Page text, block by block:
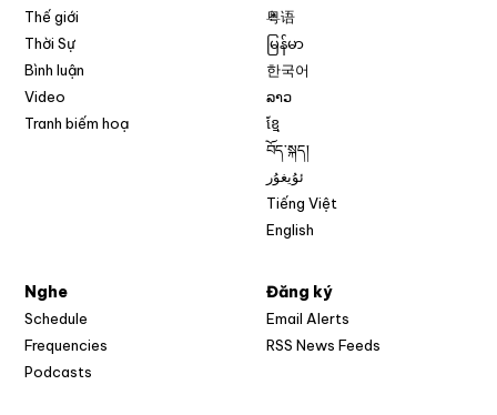
Thế giới
Thời Sự
Bình luận
Video
Tranh biếm hoạ
粤语
မြန်မာ
한국어
ລາວ
ខ្មែ
བོད་སྐད།
ئۇيغۇر
Tiếng Việt
English
Nghe
Schedule
Frequencies
Podcasts
Đăng ký
Email Alerts
RSS News Feeds